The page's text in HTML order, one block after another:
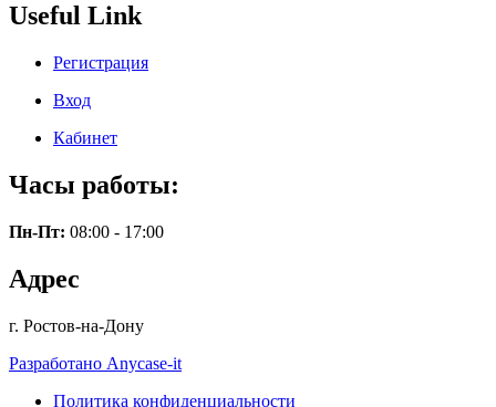
Useful Link
Регистрация
Вход
Кабинет
Часы работы:
Пн-Пт: 08:00 - 17:00
Адрес
г. Ростов-на-Дону
Разработано Anycase-it
Политика конфиденциальности